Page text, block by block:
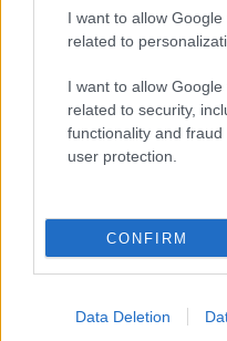
I want to allow
related to
I want to allow
related to security,
functionality and
user protection.
CONFIRM
Data Deletion
Ο μακελάρης του
γνωρίσει τη νύφη,